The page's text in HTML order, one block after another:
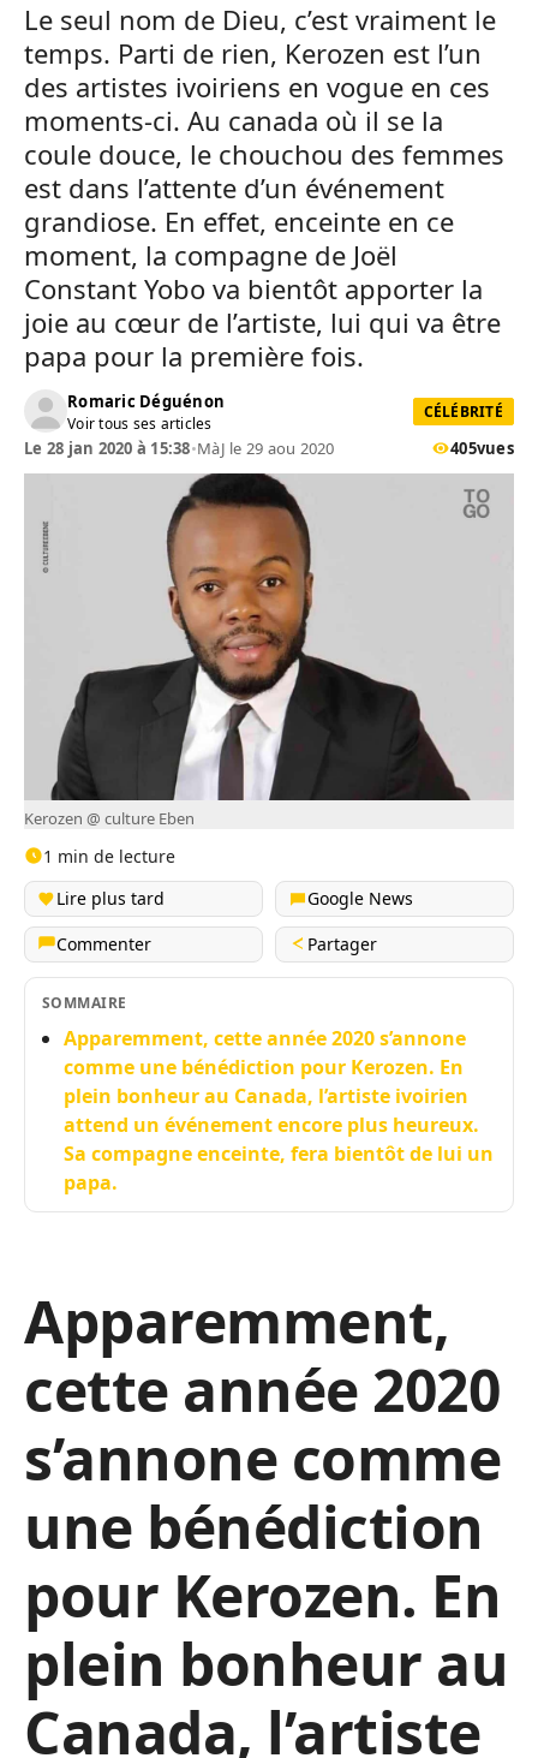
Le seul nom de Dieu, c’est vraiment le
temps. Parti de rien, Kerozen est l’un
des artistes ivoiriens en vogue en ces
moments-ci. Au canada où il se la
coule douce, le chouchou des femmes
est dans l’attente d’un événement
grandiose. En effet, enceinte en ce
moment, la compagne de Joël
Constant Yobo va bientôt apporter la
joie au cœur de l’artiste, lui qui va être
papa pour la première fois.
Romaric Déguénon
Voir tous ses articles
CÉLÉBRITÉ
Le 28 jan 2020 à 15:38•MàJ le 29 aou 2020 405vues
Kerozen @ culture Eben
1 min de lecture
Lire plus tard
Google News
Commenter
Partager
SOMMAIRE
Apparemment, cette année 2020 s’annone
comme une bénédiction pour Kerozen. En
plein bonheur au Canada, l’artiste ivoirien
attend un événement encore plus heureux.
Sa compagne enceinte, fera bientôt de lui un
papa.
Apparemment,
cette année 2020
s’annone comme
une bénédiction
pour Kerozen. En
plein bonheur au
Canada, l’artiste